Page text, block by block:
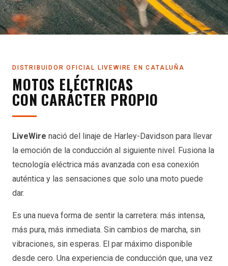
DISTRIBUIDOR OFICIAL LIVEWIRE EN CATALUÑA
MOTOS ELÉCTRICAS
CON CARÁCTER PROPIO
LiveWire nació del linaje de Harley-Davidson para llevar
la emoción de la conducción al siguiente nivel. Fusiona la
tecnología eléctrica más avanzada con esa conexión
auténtica y las sensaciones que solo una moto puede
dar.
Es una nueva forma de sentir la carretera: más intensa,
más pura, más inmediata. Sin cambios de marcha, sin
vibraciones, sin esperas. El par máximo disponible
desde cero. Una experiencia de conducción que, una vez